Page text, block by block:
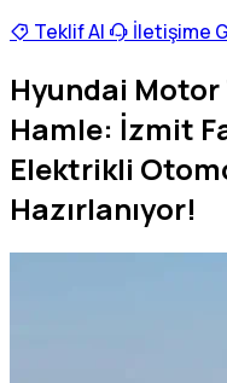
Teklif Al
İletişime
Hyundai
Hamle: İzmit
Elektrikli
Hazırlanıyor!